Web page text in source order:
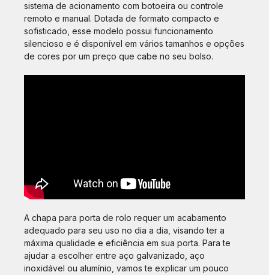
sistema de acionamento com botoeira ou controle
remoto e manual. Dotada de formato compacto e
sofisticado, esse modelo possui funcionamento
silencioso e é disponível em vários tamanhos e opções
de cores por um preço que cabe no seu bolso.
A chapa para porta de rolo requer um acabamento
adequado para seu uso no dia a dia, visando ter a
máxima qualidade e eficiência em sua porta. Para te
ajudar a escolher entre aço galvanizado, aço
inoxidável ou alumínio, vamos te explicar um pouco